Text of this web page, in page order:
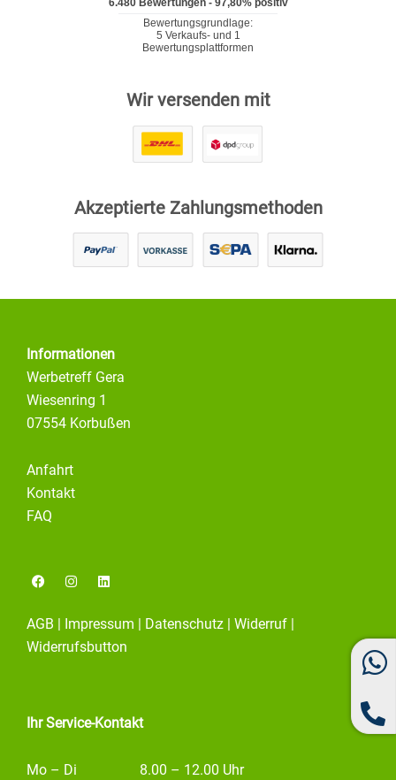
Wir versenden mit
Akzeptierte Zahlungsmethoden
Informationen
Werbetreff Gera
Wiesenring 1
07554 Korbußen
Anfahrt
Kontakt
FAQ
F
a
e
b
o
o
I
n
a
g
r
L
i
e
d
i
AGB Impressum Datenschutz Widerruf
Widerrufsbutton
Ihr Service-Kontakt
Mo – Di
8.00 – 12.00 Uhr